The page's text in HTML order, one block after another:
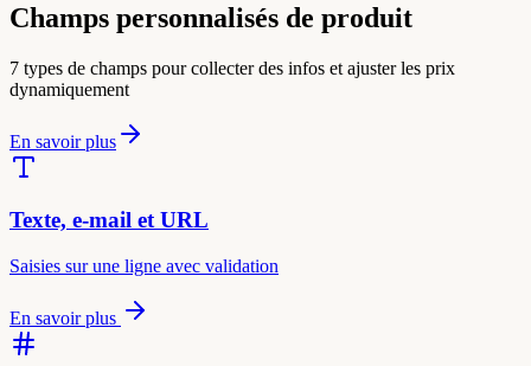
Champs personnalisés de produit
7 types de champs pour collecter des infos et ajuster les prix
dynamiquement
En savoir plus
Texte, e-mail et URL
Saisies sur une ligne avec validation
En savoir plus